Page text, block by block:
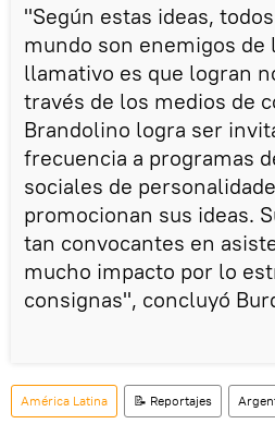
"Según estas ideas,
mundo son enemigos de
llamativo es que logran
través de los medios de
Brandolino logra ser
frecuencia a programas
sociales de
promocionan sus ideas.
tan convocantes en
mucho impacto por lo
consignas", concluyó
América Latina 📝 Reportajes